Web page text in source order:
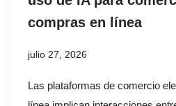
compras en línea
julio 27, 2026
Las plataformas de comercio